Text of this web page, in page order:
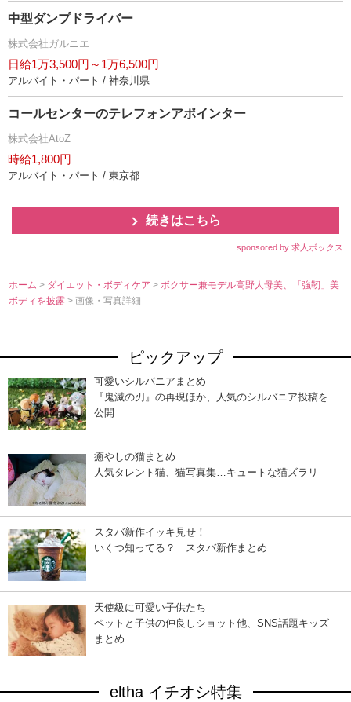
中型ダンプドライバー
株式会社ガルニエ
日給1万3,500円～1万6,500円
アルバイト・パート / 神奈川県
コールセンターのテレフォンアポインター
株式会社AtoZ
時給1,800円
アルバイト・パート / 東京都
続きはこちら
sponsored by 求人ボックス
ホーム > ダイエット・ボディケア>ボクサー兼モデル高野人母美、「強靭」美
ボディを披露> 画像・写真詳細
ピックアップ
可愛いシルバニアまとめ
『鬼滅の刃』の再現ほか、人気のシルバニア投稿を
公開
癒やしの猫まとめ
人気タレント猫、猫写真集…キュートな猫ズラリ
スタバ新作イッキ見せ！
いくつ知ってる？ スタバ新作まとめ
天使級に可愛い子供たち
ペットと子供の仲良しショット他、SNS話題キッズ
まとめ
eltha イチオシ特集